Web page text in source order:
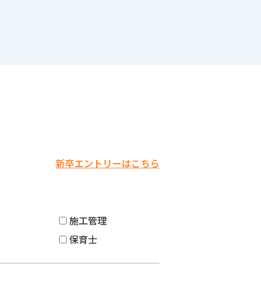
新卒エントリーはこちら
施工管理
保育士